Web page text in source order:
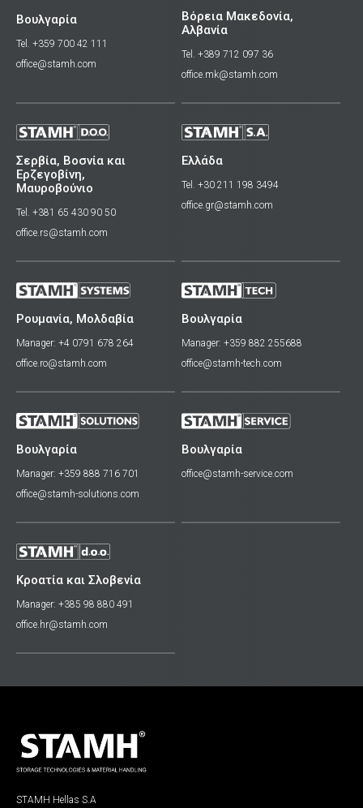
Βουλγαρία
Tel. +359 700 42 111
office@stamh.com
Βόρεια Μακεδονία,
Αλβανία
Tel. +389 712 097 36
office.mk@stamh.com
Σερβία, Βοσνία και
Ερζεγοβίνη,
Μαυροβούνιο
Tel. +381 65 430 90 50
office.rs@stamh.com
Ελλάδα
Tel. +30 211 198 3494
office.gr@stamh.com
Ρουμανία, Μολδαβία
Manager: +4 0791 678 264
office.ro@stamh.com
Βουλγαρία
Manager: +359 882 255688
office@stamh-tech.com
Βουλγαρία
Manager: +359 888 716 701
office@stamh-solutions.com
Βουλγαρία
office@stamh-service.com
Κροατία και Σλοβενία
Manager: +385 98 880 491
office.hr@stamh.com
STAMH Hellas S.A